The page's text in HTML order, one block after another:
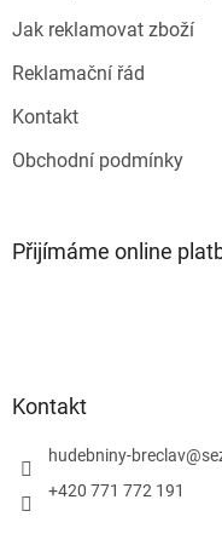
Jak reklamovat zboží
Reklamační řád
Kontakt
Obchodní podmínky
Přijímáme online
Kontakt
hudebniny-breclav@
+420 771 772 191